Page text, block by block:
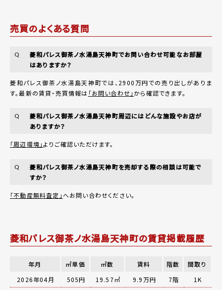
売買のよくある質問
Q
菱和パレス御茶ノ水湯島天神町でお問い合わせ可能なお部屋
はありますか？
菱和パレス御茶ノ水湯島天神町では、2900万円での売り出しがありま
す。最新の賃貸・売買情報は 「お問い合わせ」 から確認できます。
Q
菱和パレス御茶ノ水湯島天神町周辺にはどんな施設やお店が
ありますか？
「周辺環境」よりご確認いただけます。
Q
菱和パレス御茶ノ水湯島天神町を売却する際の相談は可能で
すか？
「不動産無料査定」へお問い合わせください。
菱和パレス御茶ノ水湯島天神町の賃貸掲載履歴
年月 ㎡単価 ㎡数 賃料 階数
間取り
2026年04月
505円 19.57㎡ 9.9万円 7階
1K